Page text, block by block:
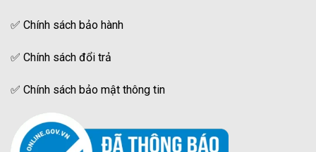
✅ Chính sách bảo hành
✅ Chính sách đổi trả
✅ Chính sách bảo mật thông tin